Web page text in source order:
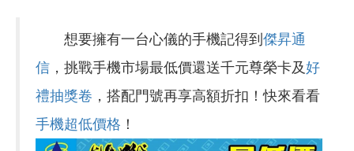
想要擁有一台心儀的手機記得到 傑昇通
信 ，挑戰手機市場最低價還送千元尊榮卡及好
禮抽獎卷 ，搭配門號再享高額折扣！快來看看
手機超低價格 ！